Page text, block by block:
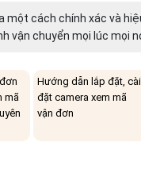
một cách chính xác và
vận chuyển mọi lúc mọi
mã
Hướng dẫn lắp đặt, cài
đặt camera xem mã
vận đơn